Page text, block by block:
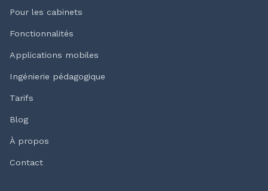
Pour les cabinets
Fonctionnalités
Applications mobiles
Ingénierie pédagogique
Tarifs
Blog
À propos
Contact